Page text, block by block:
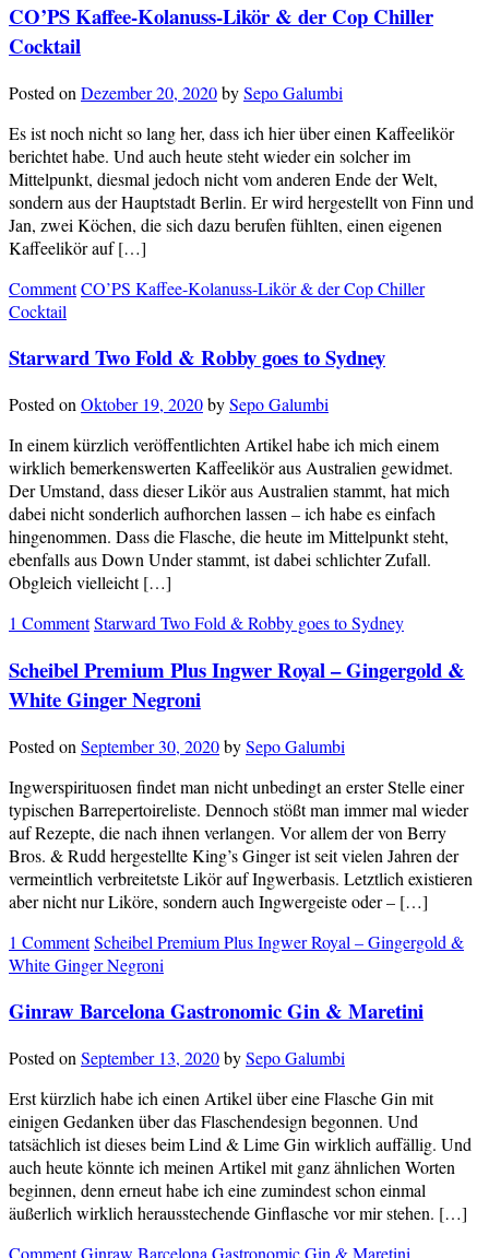
CO’PS Kaffee-Kolanuss-Likör & der Cop Chiller
Cocktail
Posted on Dezember 20, 2020bySepo Galumbi
Es ist noch nicht so lang her, dass ich hier über einen Kaffeelikör
berichtet habe. Und auch heute steht wieder ein solcher im
Mittelpunkt, diesmal jedoch nicht vom anderen Ende der Welt,
sondern aus der Hauptstadt Berlin. Er wird hergestellt von Finn und
Jan, zwei Köchen, die sich dazu berufen fühlten, einen eigenen
Kaffeelikör auf […]
CommentCO’PS Kaffee-Kolanuss-Likör & der Cop Chiller
Cocktail
Starward Two Fold & Robby goes to Sydney
Posted on Oktober 19, 2020bySepo Galumbi
In einem kürzlich veröffentlichten Artikel habe ich mich einem
wirklich bemerkenswerten Kaffeelikör aus Australien gewidmet.
Der Umstand, dass dieser Likör aus Australien stammt, hat mich
dabei nicht sonderlich aufhorchen lassen – ich habe es einfach
hingenommen. Dass die Flasche, die heute im Mittelpunkt steht,
ebenfalls aus Down Under stammt, ist dabei schlichter Zufall.
Obgleich vielleicht […]
1 CommentStarward Two Fold & Robby goes to Sydney
Scheibel Premium Plus Ingwer Royal – Gingergold &
White Ginger Negroni
Posted on September 30, 2020bySepo Galumbi
Ingwerspirituosen findet man nicht unbedingt an erster Stelle einer
typischen Barrepertoireliste. Dennoch stößt man immer mal wieder
auf Rezepte, die nach ihnen verlangen. Vor allem der von Berry
Bros. & Rudd hergestellte King’s Ginger ist seit vielen Jahren der
vermeintlich verbreitetste Likör auf Ingwerbasis. Letztlich existieren
aber nicht nur Liköre, sondern auch Ingwergeiste oder – […]
1 CommentScheibel Premium Plus Ingwer Royal – Gingergold &
White Ginger Negroni
Ginraw Barcelona Gastronomic Gin & Maretini
Posted on September 13, 2020bySepo Galumbi
Erst kürzlich habe ich einen Artikel über eine Flasche Gin mit
einigen Gedanken über das Flaschendesign begonnen. Und
tatsächlich ist dieses beim Lind & Lime Gin wirklich auffällig. Und
auch heute könnte ich meinen Artikel mit ganz ähnlichen Worten
beginnen, denn erneut habe ich eine zumindest schon einmal
äußerlich wirklich herausstechende Ginflasche vor mir stehen. […]
CommentGinraw Barcelona Gastronomic Gin & Maretini